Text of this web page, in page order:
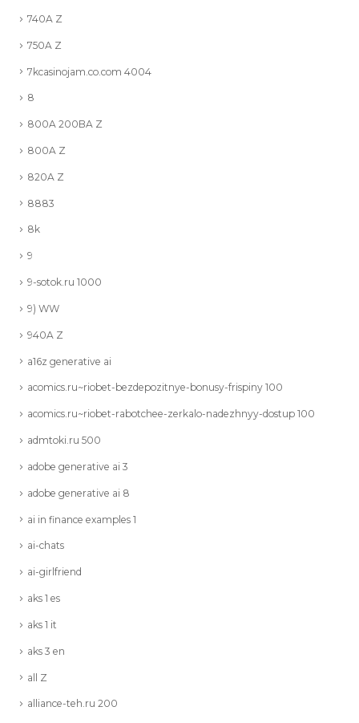
740A Z
750A Z
7kcasinojam.co.com 4004
8
800A 200BA Z
800A Z
820A Z
8883
8k
9
9-sotok.ru 1000
9) WW
940A Z
a16z generative ai
acomics.ru~riobet-bezdepozitnye-bonusy-frispiny 100
acomics.ru~riobet-rabotchee-zerkalo-nadezhnyy-dostup 100
admtoki.ru 500
adobe generative ai 3
adobe generative ai 8
ai in finance examples 1
ai-chats
ai-girlfriend
aks 1 es
aks 1 it
aks 3 en
all Z
alliance-teh.ru 200